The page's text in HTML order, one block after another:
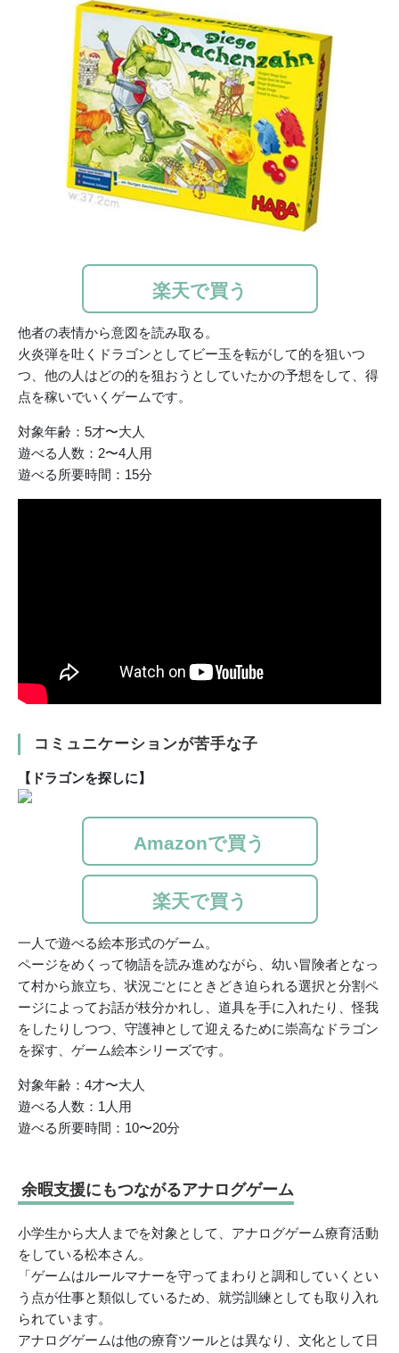
楽天で買う
他者の表情から意図を読み取る。
火炎弾を吐くドラゴンとしてビー玉を転がして的を狙いつ
つ、他の人はどの的を狙おうとしていたかの予想をして、得
点を稼いでいくゲームです。
対象年齢：5才〜大人
遊べる人数：2〜4人用
遊べる所要時間：15分
コミュニケーションが苦手な子
【ドラゴンを探しに】
Amazonで買う
楽天で買う
一人で遊べる絵本形式のゲーム。
ページをめくって物語を読み進めながら、幼い冒険者となっ
て村から旅立ち、状況ごとにときどき迫られる選択と分割ペ
ージによってお話が枝分かれし、道具を手に入れたり、怪我
をしたりしつつ、守護神として迎えるために崇高なドラゴン
を探す、ゲーム絵本シリーズです。
対象年齢：4才〜大人
遊べる人数：1人用
遊べる所要時間：10〜20分
余暇支援にもつながるアナログゲーム
小学生から大人までを対象として、アナログゲーム療育活動
をしている松本さん。
「ゲームはルールマナーを守ってまわりと調和していくとい
う点が仕事と類似しているため、就労訓練としても取り入れ
られています。
アナログゲームは他の療育ツールとは異なり、文化として日